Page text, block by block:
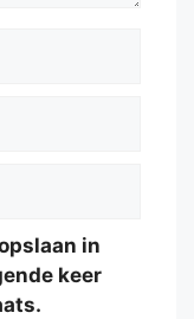
in
keer